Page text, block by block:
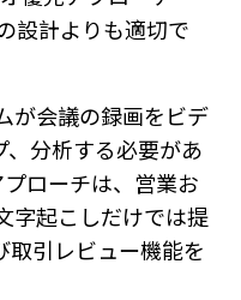
設計よりも適切で
が会議の録画をビデ
、分析する必要があ
ローチは、営業お
字起こしだけでは提
取引レビュー機能を